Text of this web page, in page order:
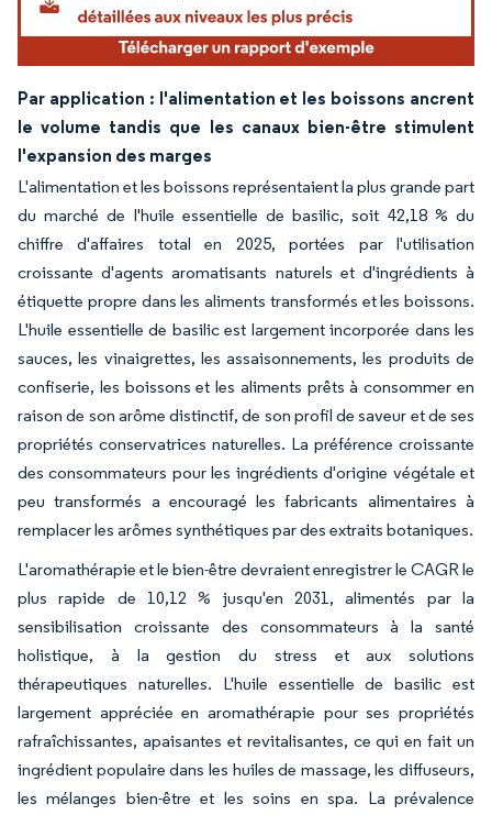
Par application : l'alimentation et les boissons ancrent
le volume tandis que les canaux bien-être stimulent
l'expansion des marges
L'alimentation et les boissons représentaient la plus grande part
du marché de l'huile essentielle de basilic, soit 42,18 % du
chiffre d'affaires total en 2025, portées par l'utilisation
croissante d'agents aromatisants naturels et d'ingrédients à
étiquette propre dans les aliments transformés et les boissons.
L'huile essentielle de basilic est largement incorporée dans les
sauces, les vinaigrettes, les assaisonnements, les produits de
confiserie, les boissons et les aliments prêts à consommer en
raison de son arôme distinctif, de son profil de saveur et de ses
propriétés conservatrices naturelles. La préférence croissante
des consommateurs pour les ingrédients d'origine végétale et
peu transformés a encouragé les fabricants alimentaires à
remplacer les arômes synthétiques par des extraits botaniques.
L'aromathérapie et le bien-être devraient enregistrer le CAGR le
plus rapide de 10,12 % jusqu'en 2031, alimentés par la
sensibilisation croissante des consommateurs à la santé
holistique, à la gestion du stress et aux solutions
thérapeutiques naturelles. L'huile essentielle de basilic est
largement appréciée en aromathérapie pour ses propriétés
rafraîchissantes, apaisantes et revitalisantes, ce qui en fait un
ingrédient populaire dans les huiles de massage, les diffuseurs,
les mélanges bien-être et les soins en spa. La prévalence